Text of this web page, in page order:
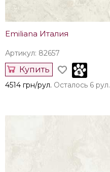
Emiliana Италия
Артикул: 82657
Купить
4514 грн/рул. Осталось 6 рул.